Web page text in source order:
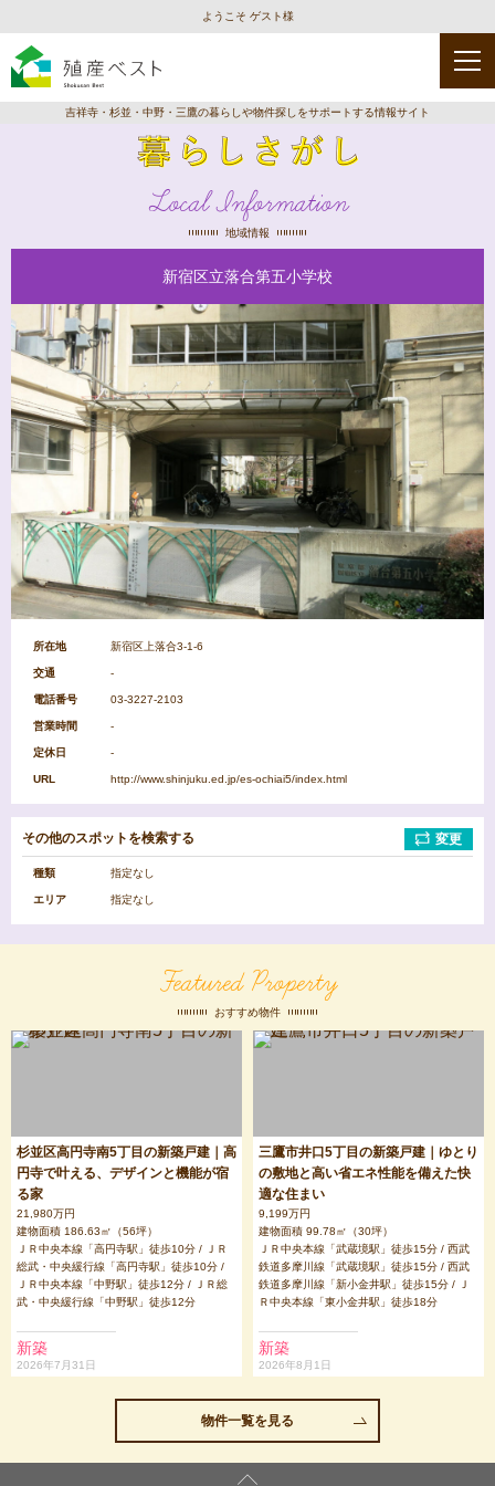
ようこそ ゲスト様
吉祥寺・杉並・中野・三鷹の暮らしや物件探しをサポートする情報サイト
Local Information
地域情報
新宿区立落合第五小学校
所在地 新宿区上落合3-1-6
交通 -
電話番号 03-3227-2103
営業時間 -
定休日 -
URL http://www.shinjuku.ed.jp/es-ochiai5/index.html
その他のスポットを検索する 変更
種類 指定なし
エリア 指定なし
Featured Property
おすすめ物件
杉並区高円寺南5丁目の新築戸建｜高
円寺で叶える、デザインと機能が宿
る家
21,980万円
建物面積 186.63㎡（56坪）
ＪＲ中央本線「高円寺駅」徒歩10分 / ＪＲ
総武・中央緩行線「高円寺駅」徒歩10分 /
ＪＲ中央本線「中野駅」徒歩12分 / ＪＲ総
武・中央緩行線「中野駅」徒歩12分
新築
2026年7月31日
三鷹市井口5丁目の新築戸建｜ゆとり
の敷地と高い省エネ性能を備えた快
適な住まい
9,199万円
建物面積 99.78㎡（30坪）
ＪＲ中央本線「武蔵境駅」徒歩15分 / 西武
鉄道多摩川線「武蔵境駅」徒歩15分 / 西武
鉄道多摩川線「新小金井駅」徒歩15分 / Ｊ
Ｒ中央本線「東小金井駅」徒歩18分
新築
2026年8月1日
物件一覧を見る
を
選
択
保
育
園
幼
稚
園
児
童
館
病
院
公
園
館
パ
ー
マ
ー
ケ
ッ
ト
学
校
学
校
エ
ア
を
選
択